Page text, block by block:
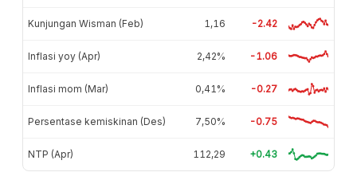
Kunjungan Wisman (Feb) 1,16 -2.42
Inflasi yoy (Apr) 2,42% -1.06
Inflasi mom (Mar) 0,41% -0.27
Persentase kemiskinan (Des) 7,50% -0.75
NTP (Apr) 112,29 +0.43